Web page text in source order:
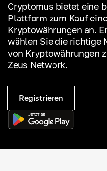
Cryptomus bietet eine
Plattform zum Kauf
Kryptowährungen an.
wählen Sie die richtige
von Kryptowährungen
Zeus Network.
Registrieren